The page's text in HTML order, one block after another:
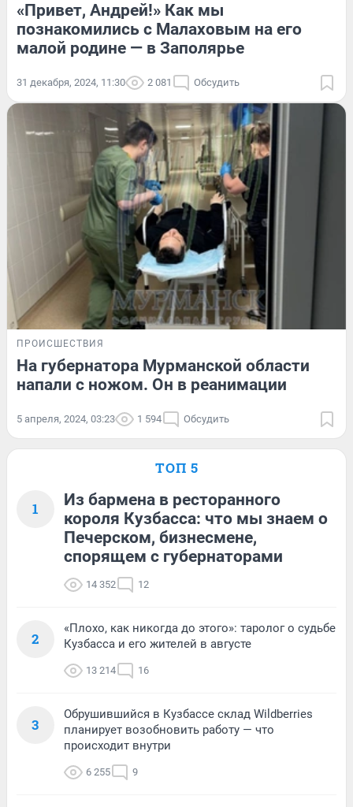
«Привет, Андрей!» Как мы
познакомились с Малаховым на его
малой родине — в Заполярье
31 декабря, 2024, 11:30 2 081 Обсудить
ПРОИСШЕСТВИЯ
На губернатора Мурманской области
напали с ножом. Он в реанимации
5 апреля, 2024, 03:23 1 594 Обсудить
ТОП 5
1
Из бармена в ресторанного
короля Кузбасса: что мы знаем о
Печерском, бизнесмене,
спорящем с губернаторами
14 352 12
2
«Плохо, как никогда до этого»: таролог о судьбе
Кузбасса и его жителей в августе
13 214 16
3
Обрушившийся в Кузбассе склад Wildberries
планирует возобновить работу — что
происходит внутри
6 255 9